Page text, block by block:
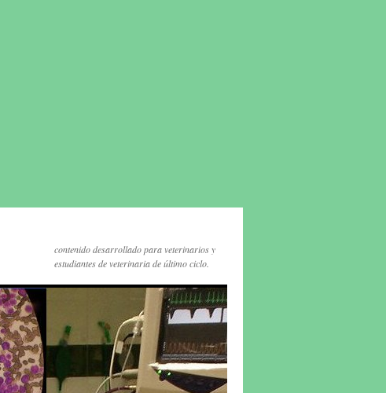
contenido desarrollado para veterinarios y
estudiantes de veterinaria de último ciclo.